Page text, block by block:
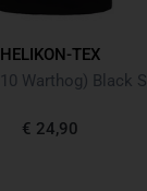
HELIKON-TEX
€ 24,90